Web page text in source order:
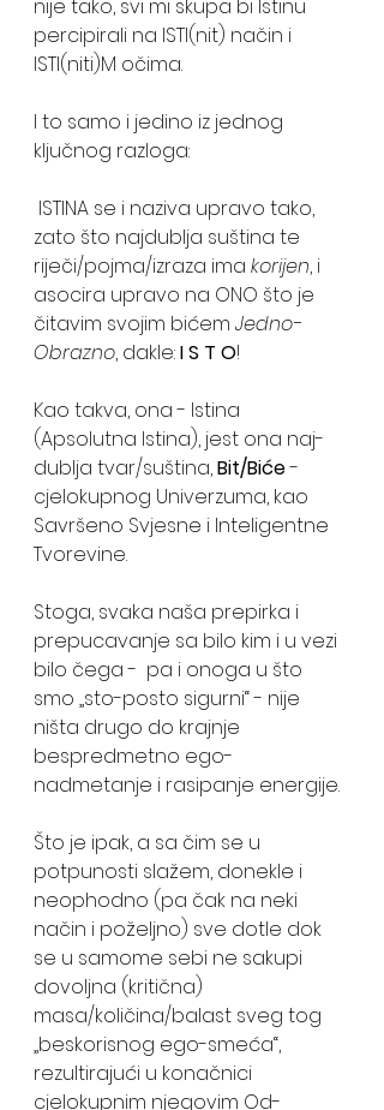
nije tako, svi mi skupa bi Istinu
percipirali na ISTI(nit) način i
ISTI(niti)M očima.
I to samo i jedino iz jednog
ključnog razloga:
zato što najdublja suština te
riječi/pojma/izraza ima korijen, i
asocira upravo na ONO što je
čitavim svojim bićem Jedno-
Obrazno, dakle: I S T O!
Kao takva, ona - Istina
(Apsolutna Istina), jest ona naj-
dublja tvar/suština, Bit/Biće -
cjelokupnog Univerzuma, kao
Savršeno Svjesne i Inteligentne
Tvorevine.
Stoga, svaka naša prepirka i
prepucavanje sa bilo kim i u vezi
bilo čega -  pa i onoga u što
smo „sto-posto sigurni“ - nije
ništa drugo do krajnje
bespredmetno ego-
nadmetanje i rasipanje energije.
Što je ipak, a sa čim se u
potpunosti slažem, donekle i
neophodno (pa čak na neki
način i poželjno) sve dotle dok
se u samome sebi ne sakupi
dovoljna (kritična)
masa/količina/balast sveg tog
„beskorisnog ego-smeća“,
rezultirajući u konačnici
cjelokupnim njegovim Od-